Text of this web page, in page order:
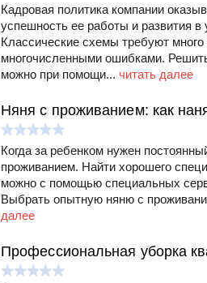
Кадровая политика компании
успешность ее работы и развития в
Классические схемы требуют
многочисленными ошибками.
можно при помощи... читать далее
Няня с проживанием: как
Когда за ребенком нужен
проживанием. Найти хорошего
можно с помощью специальных
Выбрать опытную няню с
далее
Профессиональная уборка